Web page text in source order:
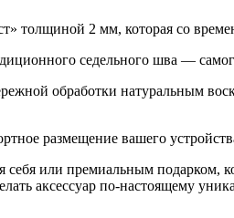
толщиной 2 мм, которая со
седельного шва —
обработки натуральным
размещение вашего
себя или премиальным
аксессуар по-настоящему